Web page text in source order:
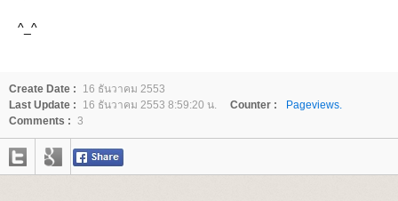
^_^
Create Date :
16 ธันวาคม 2553
Last Update :
16 ธันวาคม 2553 8:59:20 น. Counter :
Pageviews.
Comments : 3